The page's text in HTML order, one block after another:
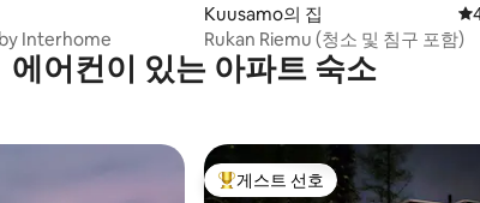
Interhome
Kuusamo의 집 평
Rukan Riemu (청소 및 침구 포함)
에어컨이 있는 아파트 숙소
상위 게스트 선호
게스트 선호